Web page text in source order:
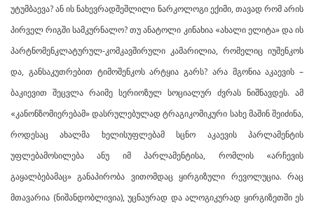
უტუმბაევა? ან ის ნახევრადშეშლილი ნარკოლოგი ექიმი, თავად რომ არის
პირველ რიგში სამკურნალო? თუ ანატოლი კინახია «ახალი ელიტა» და ის
პარტნომენკლატურულ-კომკავშირული კამარილია, რომელიც იუშენკოს
და, განსაკუთრებით ტიმოშენკოს არტყია გარს? არა მგონია აკაევის –
ბაკიევით შეცვლა რაიმე სერიოზულ სოციალურ ძვრას ნიშნავდეს. ამ
«კანონზომიერებამ» დასრულებულად ტრაგიკომიკური სახე მაშინ შეიძინა,
როდესაც ახალმა ხელისუფლებამ სცნო აკაევის პარლამენტის
უფლებამოსილება ანუ იმ პარლამენტისა, რომლის «არჩევის
გაყალბებამაც» განაპირობა ვითომდაც ყირგიზული რევოლუცია. რაც
მთავარია (ნიშანდობლივია), უცნაურად და ალოგიკურად ყირგიზეთში ეს